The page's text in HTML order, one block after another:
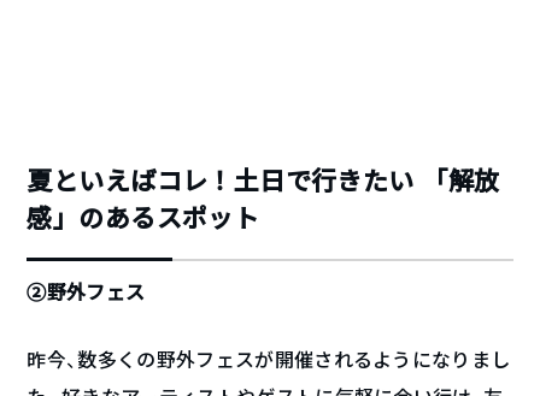
夏といえばコレ！土日で行きたい 「解放
感」のあるスポット
②野外フェス
昨今、数多くの野外フェスが開催されるようになりまし